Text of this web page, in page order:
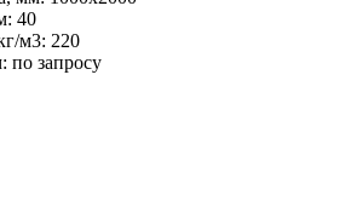
40
м3: 220
по запросу